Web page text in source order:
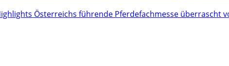
Österreichs führende Pferdefachmesse überrascht